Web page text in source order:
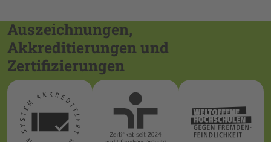
Auszeichnungen,
Akkreditierungen und
Zertifizierungen